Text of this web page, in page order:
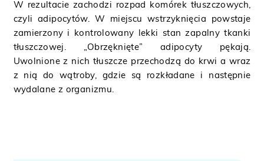
W rezultacie zachodzi rozpad komórek tłuszczowych,
czyli adipocytów. W miejscu wstrzyknięcia powstaje
zamierzony i kontrolowany lekki stan zapalny tkanki
tłuszczowej. „Obrzęknięte” adipocyty pękają.
Uwolnione z nich tłuszcze przechodzą do krwi a wraz
z nią do wątroby, gdzie są rozkładane i następnie
wydalane z organizmu.